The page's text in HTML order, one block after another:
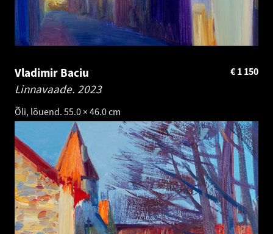
Vladimir Baciu
Linnavaade. 2023
Õli, lõuend. 55.0 × 46.0 cm
1 150
€